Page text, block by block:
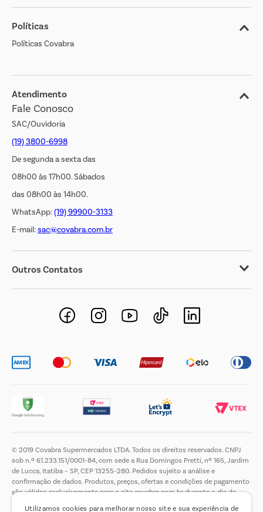
Utilizamos cookies para melhorar nosso site e sua experiência de
Sobre o Covabra
Nossas Lojas
Cliente Bem Estar
Jornal de Ofertas
Transparência Salarial
Políticas
Políticas Covabra
Atendimento
Fale Conosco
SAC/Ouvidoria
(19) 3800-6998
De segunda a sexta das
08h00 às 17h00. Sábados
das 08h00 às 14h00.
WhatsApp:(19) 99900-3133
E-mail:sac@covabra.com.br
Outros Contatos
Negócios Imobiliários
Novos Fornecedores
© 2019 Covabra Supermercados LTDA. Todos os direitos reservados. CNPJ
sob n.º 61.233.151/0001-84, com sede a Rua Domingos Pretti, nº 165, Jardim
de Lucca, Itatiba – SP, CEP 13255-280. Pedidos sujeito a análise e
confirmação de dados. Produtos, preços, ofertas e condições de pagamento
são válidos exclusivamente para o site covabra.com.br durante o dia de